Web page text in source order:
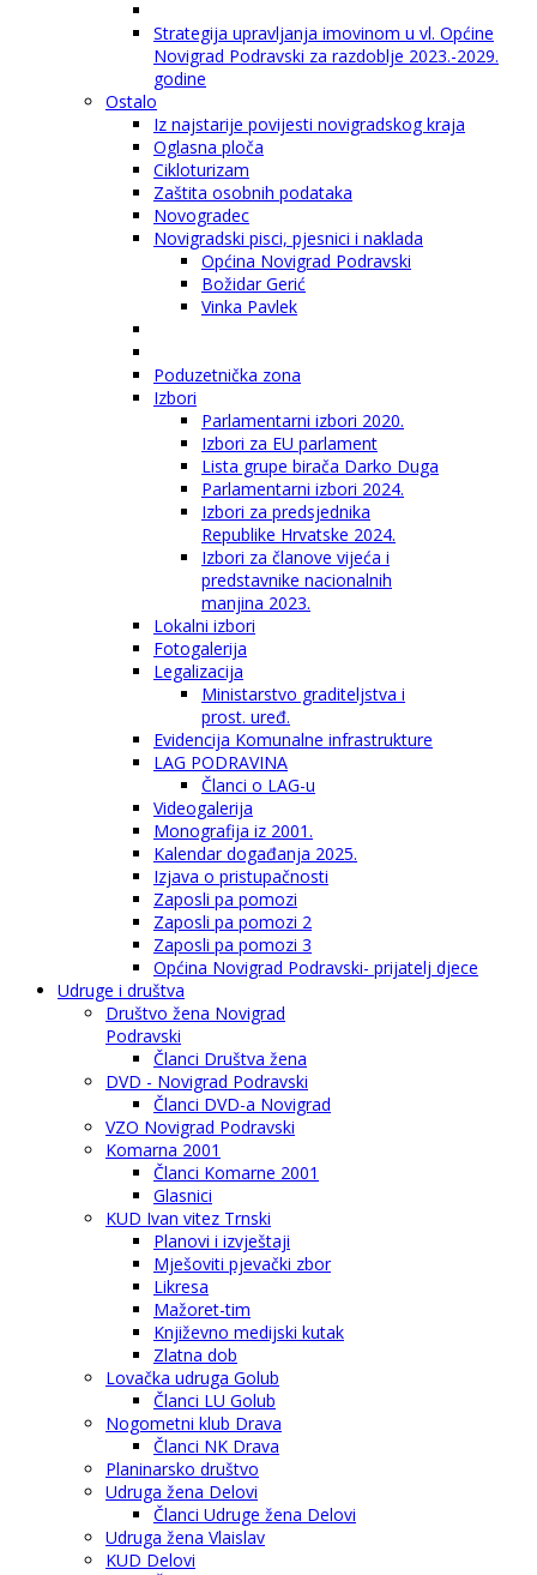
Strategija upravljanja imovinom u vl. Općine
Novigrad Podravski za razdoblje 2023.-2029.
godine
Ostalo
Iz najstarije povijesti novigradskog kraja
Oglasna ploča
Cikloturizam
Zaštita osobnih podataka
Novogradec
Novigradski pisci, pjesnici i naklada
Općina Novigrad Podravski
Božidar Gerić
Vinka Pavlek
Poduzetnička zona
Izbori
Parlamentarni izbori 2020.
Izbori za EU parlament
Lista grupe birača Darko Duga
Parlamentarni izbori 2024.
Izbori za predsjednika
Republike Hrvatske 2024.
Izbori za članove vijeća i
predstavnike nacionalnih
manjina 2023.
Lokalni izbori
Fotogalerija
Legalizacija
Ministarstvo graditeljstva i
prost. uređ.
Evidencija Komunalne infrastrukture
LAG PODRAVINA
Članci o LAG-u
Videogalerija
Monografija iz 2001.
Kalendar događanja 2025.
Izjava o pristupačnosti
Zaposli pa pomozi
Zaposli pa pomozi 2
Zaposli pa pomozi 3
Općina Novigrad Podravski- prijatelj djece
Udruge i društva
Društvo žena Novigrad
Podravski
Članci Društva žena
DVD - Novigrad Podravski
Članci DVD-a Novigrad
VZO Novigrad Podravski
Komarna 2001
Članci Komarne 2001
Glasnici
KUD Ivan vitez Trnski
Planovi i izvještaji
Mješoviti pjevački zbor
Likresa
Mažoret-tim
Književno medijski kutak
Zlatna dob
Lovačka udruga Golub
Članci LU Golub
Nogometni klub Drava
Članci NK Drava
Planinarsko društvo
Udruga žena Delovi
Članci Udruge žena Delovi
Udruga žena Vlaislav
KUD Delovi